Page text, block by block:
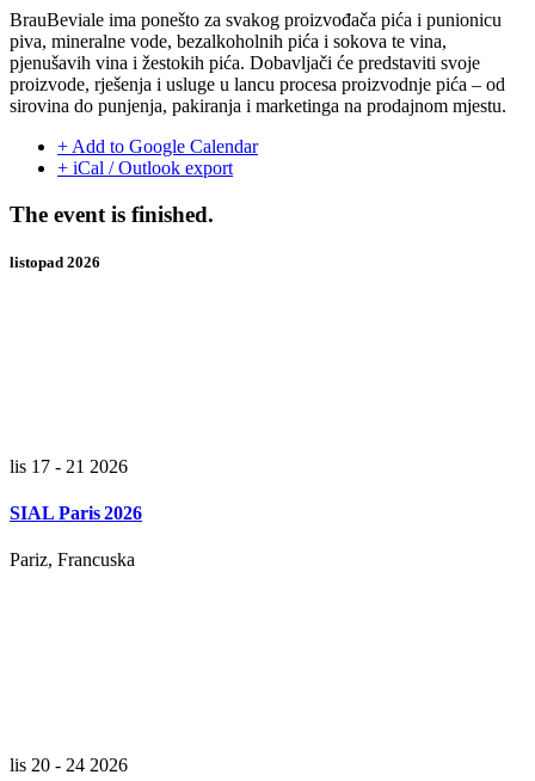
BrauBeviale ima ponešto za svakog proizvođača pića i punionicu
piva, mineralne vode, bezalkoholnih pića i sokova te vina,
pjenušavih vina i žestokih pića. Dobavljači će predstaviti svoje
proizvode, rješenja i usluge u lancu procesa proizvodnje pića – od
sirovina do punjenja, pakiranja i marketinga na prodajnom mjestu.
+ Add to Google Calendar
+ iCal / Outlook export
The event is finished.
listopad 2026
lis 17 - 21 2026
SIAL Paris 2026
Pariz, Francuska
lis 20 - 24 2026